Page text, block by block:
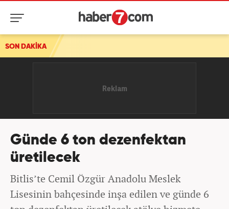
SON DAKİKA
Günde 6 ton dezenfektan
üretilecek
Bitlis’te Cemil Özgür Anadolu Meslek
Lisesinin bahçesinde inşa edilen ve günde 6